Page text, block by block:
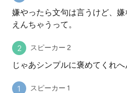
嫌やったら文句は言うけど、
えんちゃうって。
スピーカー 2
じゃあシンプルに褒めてくれへ
スピーカー 1